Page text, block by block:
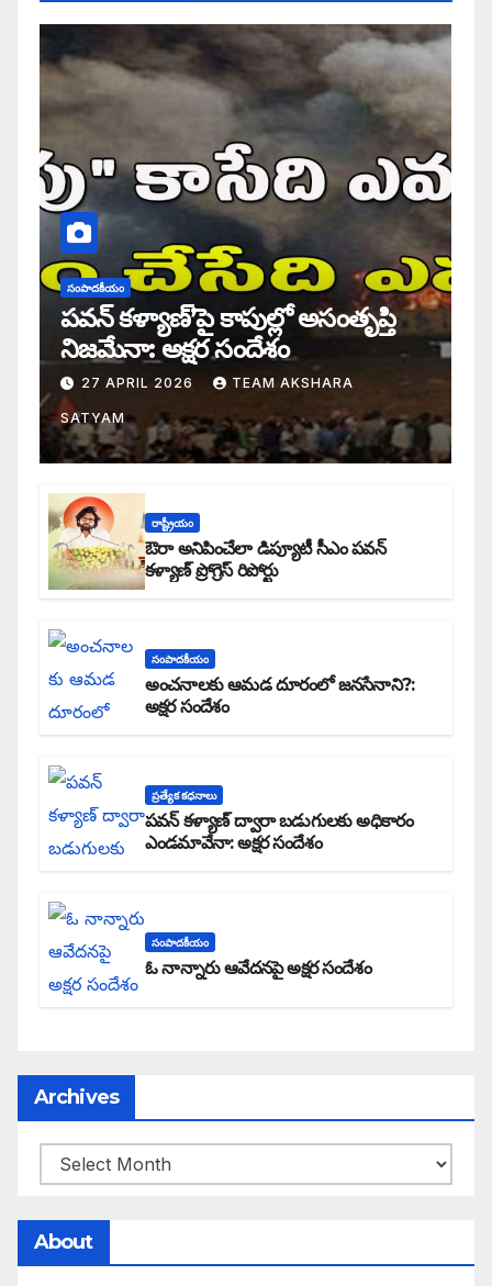
సంపాదకీయం
పవన్ కళ్యాణ్’పై కాపుల్లో అసంతృప్తి
నిజమేనా: అక్షర సందేశం
27 APRIL 2026 TEAM AKSHARA
SATYAM
రాష్ట్రీయం
ఔరా అనిపించేలా డిప్యూటీ సీఎం పవన్
కళ్యాణ్ ప్రోగ్రెస్ రిపోర్టు
సంపాదకీయం
అంచనాలకు ఆమడ దూరంలో జనసేనాని?:
అక్షర సందేశం
ప్రత్యేక కధనాలు
పవన్ కళ్యాణ్ ద్వారా బడుగులకు అధికారం
ఎండమావేనా: అక్షర సందేశం
సంపాదకీయం
ఓ నాన్నారు ఆవేదనపై అక్షర సందేశం
Archives
About